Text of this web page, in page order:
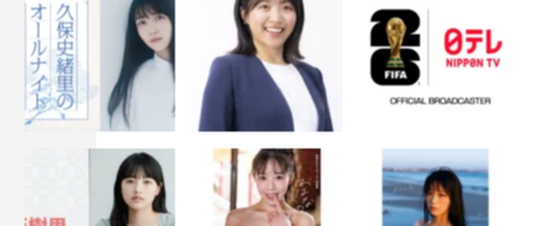
でやるとか。
ともこ：草彅さんはギターやってください！
草彅：じゃあギターと三味線でコラボやろうよ。それで曲
を作ったらいいんじゃない？
ともこ：草彅さんは激しく弾いたとしても、三味線の方は